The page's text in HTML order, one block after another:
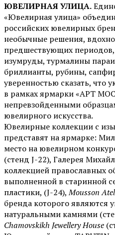
ЮВЕЛИРНАЯ УЛИЦА.
«Ювелирная улица»
российских ювелирных
необычные решения,
предшествующих
изумруды, турмалины
бриллианты, рубины,
уверенностью сказать, что
в рамках ярмарки «АРТ
непревзойденными
ювелирного искусства.
Ювелирные коллекции с
представят на ярмарке:
место на ювелирном
(стенд J-22), Галерея
коллекцией православных
выполненной в старинной
пластики, (J-24),Mousson
бренда которого являются
натуральными камнями
Chamovskikh Jewellery House